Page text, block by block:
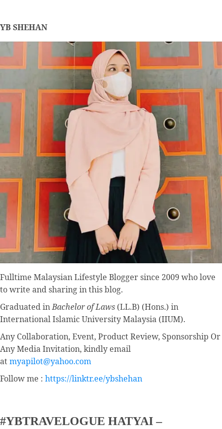
YB SHEHAN
Fulltime Malaysian Lifestyle Bloggersince 2009 who love
to write and sharing in this blog.
Graduated inBachelor of Laws (LL.B) (Hons.) in
International Islamic University Malaysia (IIUM).
Any Collaboration, Event, Product Review, Sponsorship Or
Any Media Invitation, kindly email
atmyapilot@yahoo.com
Follow me : https://linktr.ee/ybshehan
#YBTRAVELOGUE HATYAI –